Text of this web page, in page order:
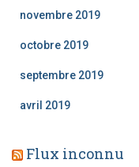
novembre 2019
octobre 2019
septembre 2019
avril 2019
Flux inconnu